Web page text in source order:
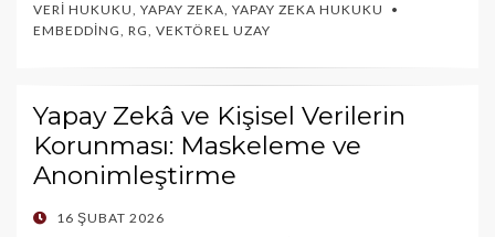
VERI HUKUKU, YAPAY ZEKA, YAPAY ZEKA HUKUKU
EMBEDDING, RG, VEKTÖREL UZAY
Yapay Zekâ ve Kişisel Verilerin
Korunması: Maskeleme ve
Anonimleştirme
POSTED
16 ŞUBAT 2026